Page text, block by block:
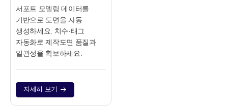
서포트 모델링 데이터를
기반으로 도면을 자동
생성하세요. 치수·태그
자동화로 제작도면 품질과
일관성을 확보하세요.
자세히 보기